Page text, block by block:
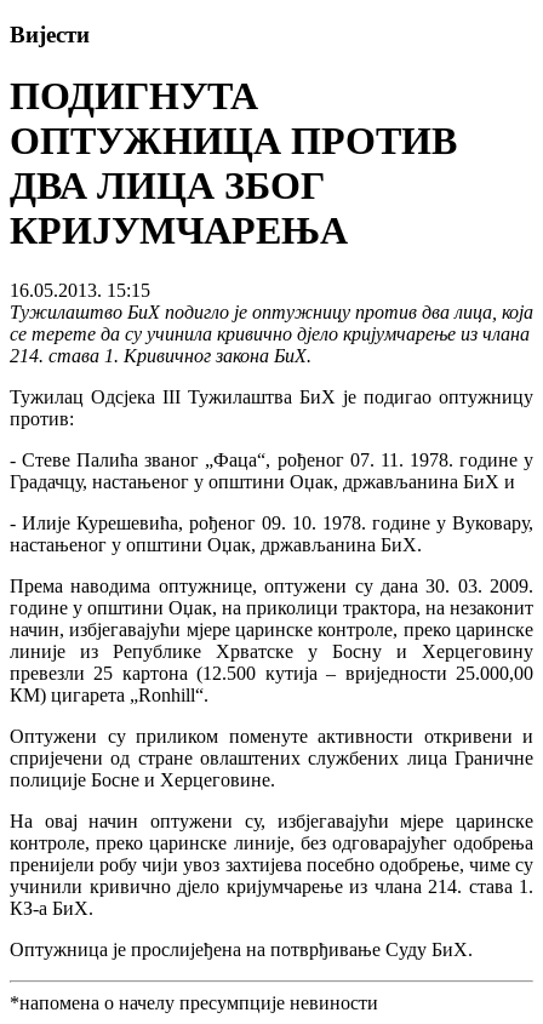
Вијести
ПОДИГНУТА
ОПТУЖНИЦА ПРОТИВ
ДВА ЛИЦА ЗБОГ
КРИЈУМЧАРЕЊА
16.05.2013. 15:15
Тужилаштво БиХ подигло је оптужницу против два лица, која
се терете да су учинила кривично дјело кријумчарење из члана
214. става 1. Кривичног закона БиХ.
Тужилац Одсјека III Тужилаштва БиХ је подигао оптужницу
против:
- Стеве Палића званог „Фаца“, рођеног 07. 11. 1978. године у
Градачцу, настањеног у општини Оџак, држављанина БиХ и
- Илије Курешевића, рођеног 09. 10. 1978. године у Вуковару,
настањеног у општини Оџак, држављанина БиХ.
Према наводима оптужнице, оптужени су дана 30. 03. 2009.
године у општини Оџак, на приколици трактора, на незаконит
начин, избјегавајући мјере царинске контроле, преко царинске
линије из Републике Хрватске у Босну и Херцеговину
превезли 25 картона (12.500 кутија – вриједности 25.000,00
КМ) цигарета „Ronhill“.
Оптужени су приликом поменуте активности откривени и
спријечени од стране овлаштених службених лица Граничне
полиције Босне и Херцеговине.
На овај начин оптужени су, избјегавајући мјере царинске
контроле, преко царинске линије, без одговарајућег одобрења
пренијели робу чији увоз захтијева посебно одобрење, чиме су
учинили кривично дјело кријумчарење из члана 214. става 1.
КЗ-а БиХ.
Оптужница је прослијеђена на потврђивање Суду БиХ.
*напомена о начелу пресумпције невиности